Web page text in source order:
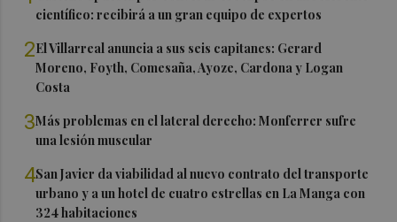
científico: recibirá a un gran equipo de expertos
2El Villarreal anuncia a sus seis capitanes: Gerard
Moreno, Foyth, Comesaña, Ayoze, Cardona y Logan
Costa
3Más problemas en el lateral derecho: Monferrer sufre
una lesión muscular
4San Javier da viabilidad al nuevo contrato del transporte
urbano y a un hotel de cuatro estrellas en La Manga con
324 habitaciones